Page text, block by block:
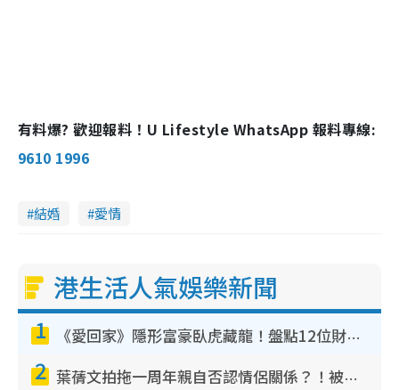
有料爆? 歡迎報料！U Lifestyle WhatsApp 報料專線:
9610 1996
結婚 愛情
港生活人氣娛樂新聞
1 《愛回家》隱形富豪臥虎藏龍！盤點12位財氣逼人的有錢藝人：呢位靚女3億身家唔憂做
2 葉蒨文拍拖一周年親自否認情侶關係？！被質疑感情造假竟稱GM「普通同事」